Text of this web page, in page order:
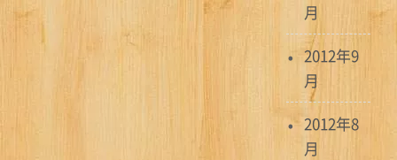
月
2012年9
月
2012年8
月